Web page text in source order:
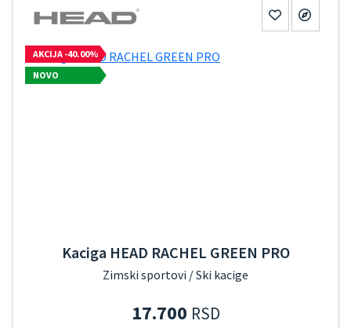
AKCIJA -40.00%
NOVO
Kaciga HEAD RACHEL GREEN PRO
Zimski sportovi / Ski kacige
17.700 RSD